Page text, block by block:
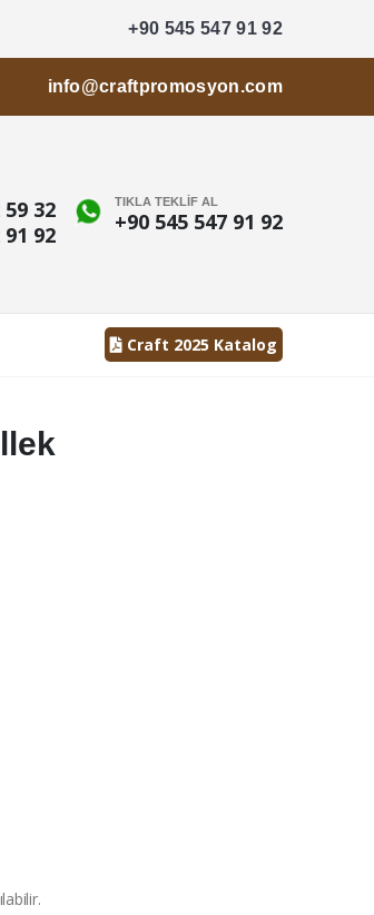
+90 545 547 91 92
info@craftpromosyon.com
59 32
91 92
TIKLA TEKLİF AL
+90 545 547 91 92
Craft 2025 Katalog